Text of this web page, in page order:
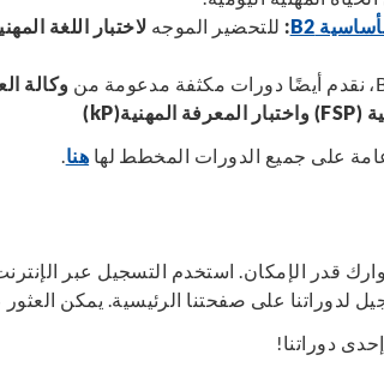
B2
:للتحضير الموجه لاختبار اللغة
، نقدم أيضًا دورات مكثفة مدعومة من وكالة
(FSP) واختبار المعرفة المهنية(kP)
على جميع الدورات المخطط لها هنا
قدر الإمكان. استخدم التسجيل عبر
لدوراتنا على صفحتنا الرئيسية. يمكن
دوراتنا!